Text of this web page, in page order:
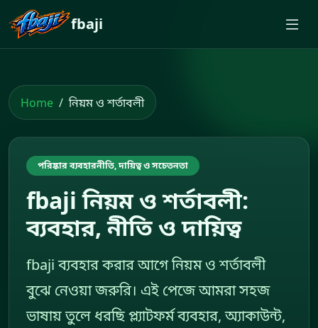
fbaji
Home নিয়ম ও শর্তাবলী
পরিষ্কার ব্যবহারনীতি, দায়িত্ব ও সচেতনতা
fbaji নিয়ম ও শর্তাবলী:
ব্যবহার, নীতি ও দায়িত্ব
fbaji ব্যবহার করার আগে নিয়ম ও শর্তাবলী
বুঝে নেওয়া জরুরি। এই পেজে আমরা সহজ
ভাষায় তুলে ধরছি প্ল্যাটফর্ম ব্যবহার, অ্যাকাউন্ট,